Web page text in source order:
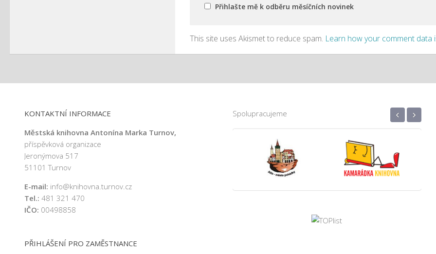
Přihlašte mě k odběru měsíčních novinek
This site uses Akismet to reduce spam. Learn how your comment data
KONTAKTNÍ INFORMACE
Městská knihovna Antonína Marka Turnov,
příspěvková organizace
Jeronýmova 517
51101 Turnov
E-mail: info@knihovna.turnov.cz
Tel.: 481 321 470
IČO: 00498858
PŘIHLÁŠENÍ PRO ZAMĚSTNANCE
Spolupracujeme ‹ ›